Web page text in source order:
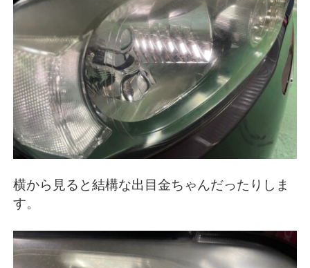
横から見ると結構な出目金ちゃんだったりしま
す。